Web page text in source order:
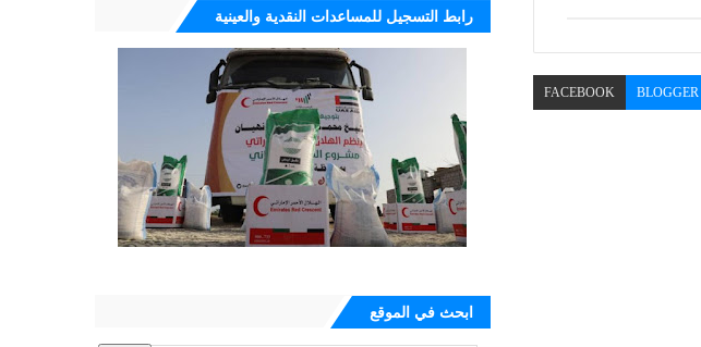
BLOGGER
FACEBOOK
رابط التسجيل للمساعدات النقدية والعينية
ابحث في الموقع